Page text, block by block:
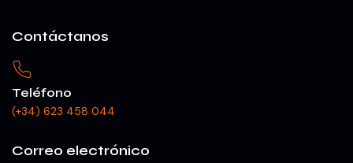
Contáctanos
Teléfono
(+34) 623 458 044
Correo electrónico